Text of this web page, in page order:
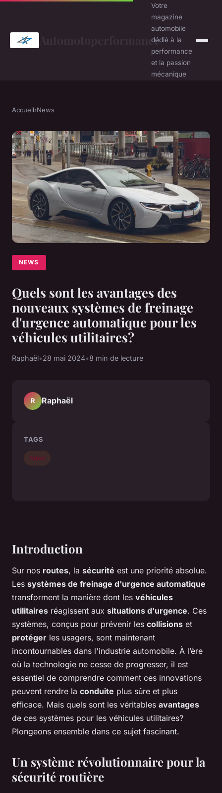
Automotoperformance
Votre
magazine
automobile
dédié à la
performance
et la passion
mécanique
Accueil›News
NEWS
Quels sont les avantages des
nouveaux systèmes de freinage
d'urgence automatique pour les
véhicules utilitaires?
Raphaël•28 mai 2024•8 min de lecture
Introduction
Sur nos routes, la sécurité est une priorité absolue.
Les systèmes de freinage d'urgence automatique
transforment la manière dont les véhicules
utilitaires réagissent aux situations d'urgence. Ces
systèmes, conçus pour prévenir les collisions et
protéger les usagers, sont maintenant
incontournables dans l'industrie automobile. À l’ère
où la technologie ne cesse de progresser, il est
essentiel de comprendre comment ces innovations
peuvent rendre la conduite plus sûre et plus
efficace. Mais quels sont les véritables avantages
de ces systèmes pour les véhicules utilitaires?
Plongeons ensemble dans ce sujet fascinant.
Un système révolutionnaire pour la
sécurité routière
R Raphaël
TAGS
News